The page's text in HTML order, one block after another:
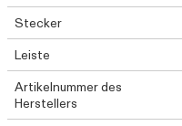
Stecker
Leiste
Artikelnummer des
Herstellers